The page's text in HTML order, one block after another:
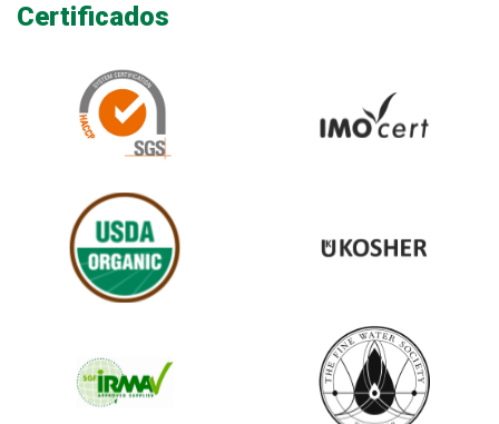
Certificados